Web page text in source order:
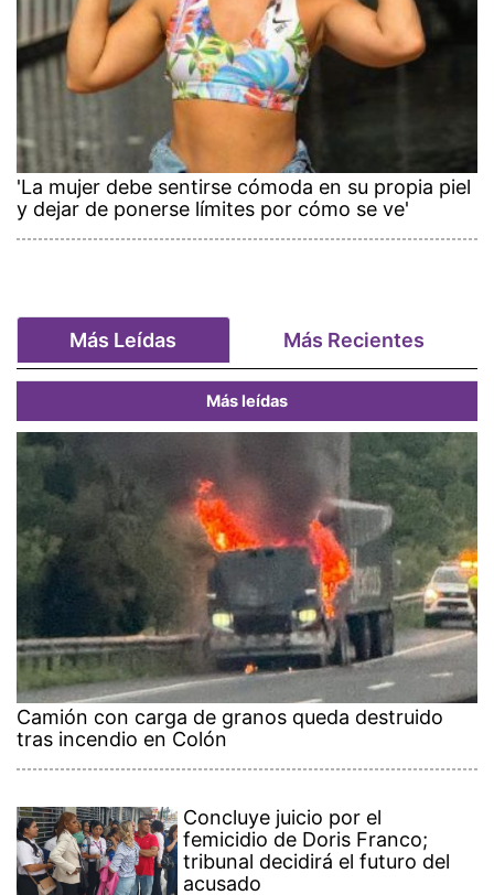
'La mujer debe sentirse cómoda en su propia piel
y dejar de ponerse límites por cómo se ve'
Más Leídas Más Recientes
Más leídas
Camión con carga de granos queda destruido
tras incendio en Colón
Concluye juicio por el
femicidio de Doris Franco;
tribunal decidirá el futuro del
acusado